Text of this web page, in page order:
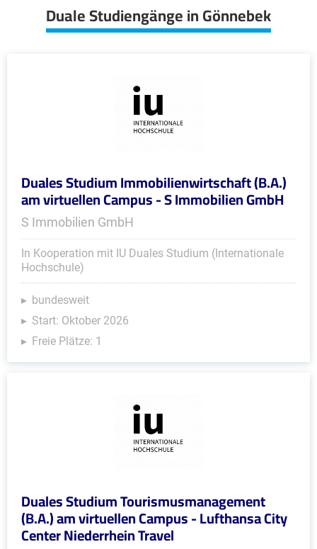
Duale Studiengänge in Gönnebek
Duales Studium Immobilienwirtschaft (B.A.)
am virtuellen Campus - S Immobilien GmbH
S Immobilien GmbH
In Kooperation mit IU Duales Studium (Internationale
Hochschule)
bundesweit
Start: Oktober 2026
Freie Plätze: 1
Duales Studium Tourismusmanagement
(B.A.) am virtuellen Campus - Lufthansa City
Center Niederrhein Travel